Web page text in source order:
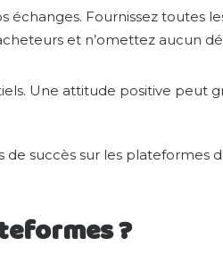
échanges. Fournissez toutes
et n’omettez aucun
Une attitude positive peut
de succès sur les plateformes
?